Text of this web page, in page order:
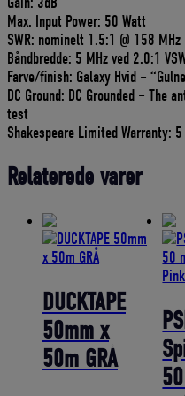
Max. Input Power: 50 Watt
SWR: nominelt 1.5:1 @ 158 MHz
Båndbredde: 5 MHz ved 2.0:1
Farve/finish: Galaxy Hvid –
DC Ground: DC Grounded – The
test
Shakespeare Limited Warranty:
Relaterede varer
DUCKTAPE
50mm x
50m GRÅ